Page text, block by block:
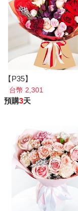
【P35】
台幣 2,301
預購3天